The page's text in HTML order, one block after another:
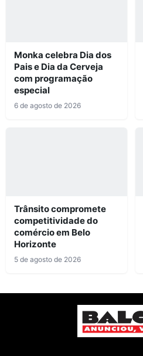
Monka celebra Dia dos
Pais e Dia da Cerveja
com programação
especial
6 de agosto de 2026
Trânsito compromete
competitividade do
comércio em Belo
Horizonte
5 de agosto de 2026